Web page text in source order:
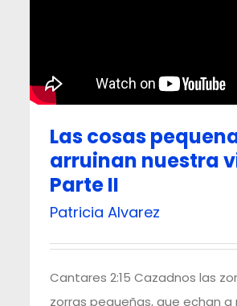
Las cosas
arruinan nuestra
Parte II
Patricia Alvarez
Cantares 2:15 Cazadnos las
zorras pequeñas, que echan a